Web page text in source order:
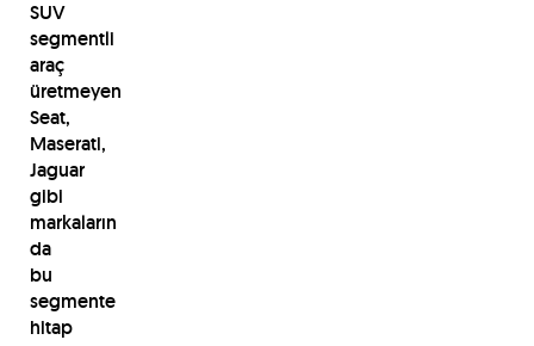
SUV
segmentli
araç
üretmeyen
Seat,
Maserati,
Jaguar
gibi
markaların
da
bu
segmente
hitap